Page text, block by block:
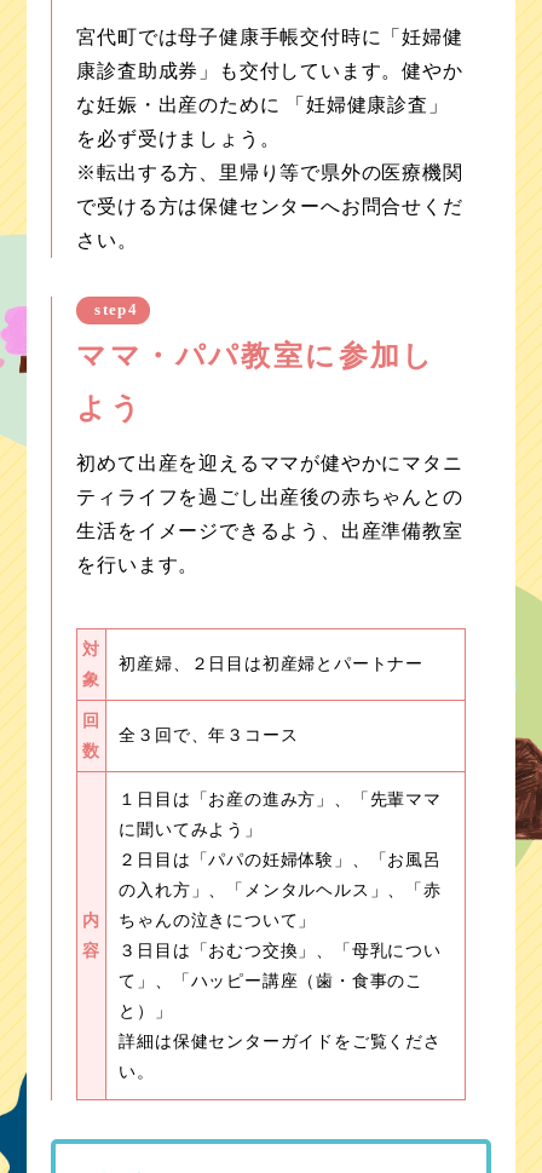
宮代町では母子健康手帳交付時に「妊婦健
康診査助成券」も交付しています。健やか
な妊娠・出産のために 「妊婦健康診査」
を必ず受けましょう。
※転出する方、里帰り等で県外の医療機関
で受ける方は保健センターへお問合せくだ
さい。
step4
ママ・パパ教室に参加し
よう
初めて出産を迎えるママが健やかにマタニ
ティライフを過ごし出産後の赤ちゃんとの
生活をイメージできるよう、出産準備教室
を行います。
対
象
初産婦、２日目は初産婦とパートナー
回
数
全３回で、年３コース
内
容
１日目は「お産の進み方」、「先輩ママ
に聞いてみよう」
２日目は「パパの妊婦体験」、「お風呂
の入れ方」、「メンタルヘルス」、「赤
ちゃんの泣きについて」
３日目は「おむつ交換」、「母乳につい
て」、「ハッピー講座（歯・食事のこ
と）」
詳細は保健センターガイドをご覧くださ
い。